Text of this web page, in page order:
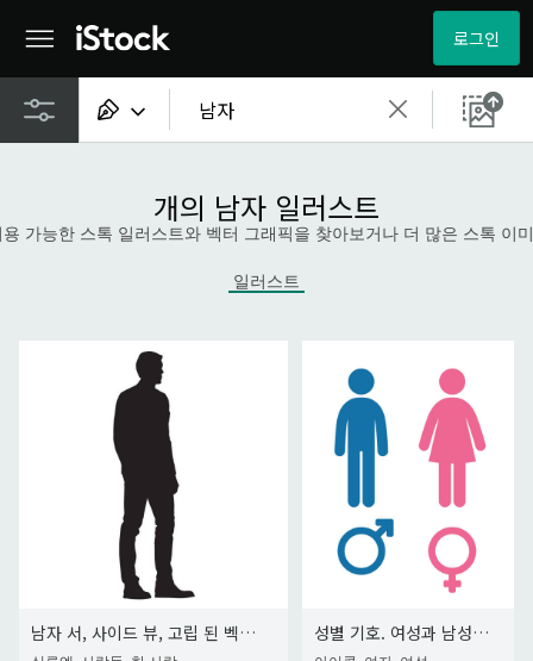
로그인
이미지
비디오
개의 남자 일러스트
가능한 스톡 일러스트와 벡터 그래픽을 찾아보거나 더 많은 스톡 이
일러스트
남자 서, 사이드 뷰, 고립 된 벡터 실루엣 성별 기호. 여성과 남성 아이콘입니다. 남자와 여자가 서명합니다. 핑크와 블루